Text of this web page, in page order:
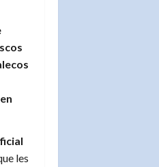
les